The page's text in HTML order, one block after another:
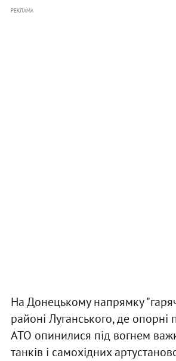
РЕКЛАМА
На Донецькому напрямку
районі Луганського, де опорні
АТО опинилися під вогнем
танків і самохідних